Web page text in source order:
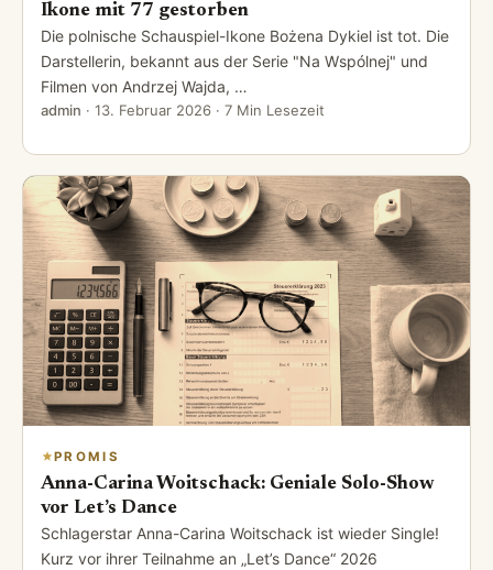
Ikone mit 77 gestorben
Die polnische Schauspiel-Ikone Bożena Dykiel ist tot. Die
Darstellerin, bekannt aus der Serie "Na Wspólnej" und
Filmen von Andrzej Wajda, …
admin · 13. Februar 2026 · 7 Min Lesezeit
PROMIS
Anna-Carina Woitschack: Geniale Solo-Show
vor Let’s Dance
Schlagerstar Anna-Carina Woitschack ist wieder Single!
Kurz vor ihrer Teilnahme an „Let’s Dance“ 2026